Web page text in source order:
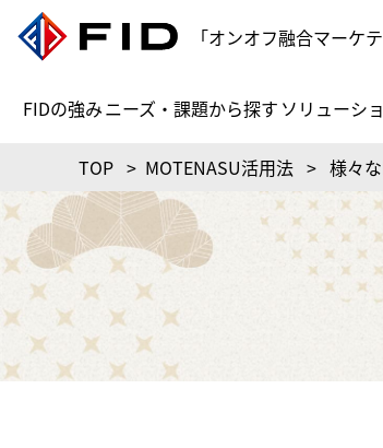
「オンオフ融合マーケ
FIDの強みニーズ・課題から探す ソリューシ
TOP > MOTENASU活用法 > 様々